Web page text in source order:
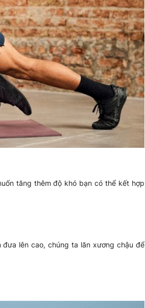
tăng thêm độ khó bạn có thể kết hợp
lên cao, chúng ta lăn xương chậu để